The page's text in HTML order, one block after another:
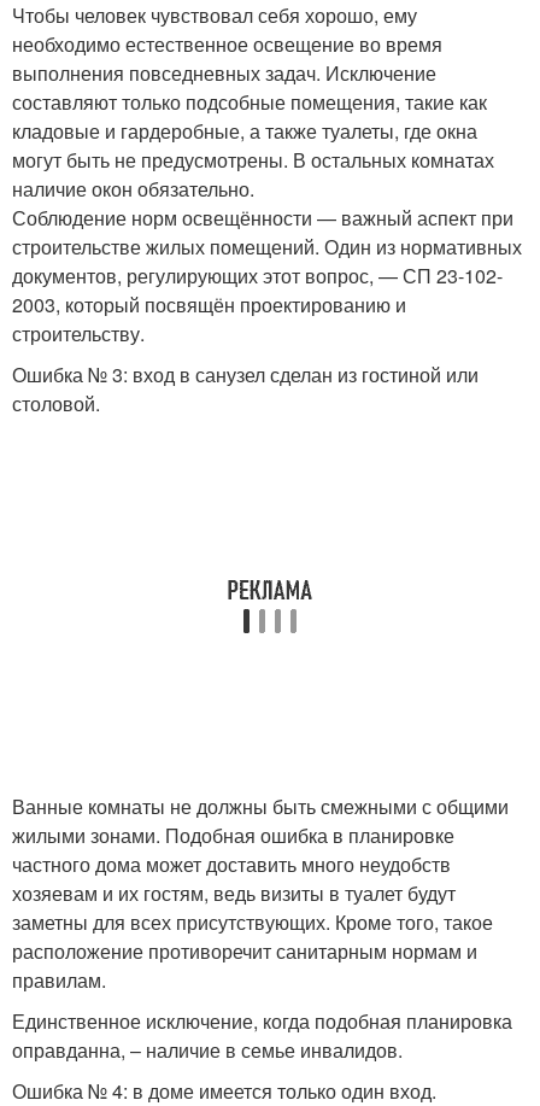
Чтобы человек чувствовал себя хорошо, ему
необходимо естественное освещение во время
выполнения повседневных задач. Исключение
составляют только подсобные помещения, такие как
кладовые и гардеробные, а также туалеты, где окна
могут быть не предусмотрены. В остальных комнатах
наличие окон обязательно.
Соблюдение норм освещённости — важный аспект при
строительстве жилых помещений. Один из нормативных
документов, регулирующих этот вопрос, — СП 23-102-
2003, который посвящён проектированию и
строительству.
Ошибка № 3: вход в санузел сделан из гостиной или
столовой.
Ванные комнаты не должны быть смежными с общими
жилыми зонами. Подобная ошибка в планировке
частного дома может доставить много неудобств
хозяевам и их гостям, ведь визиты в туалет будут
заметны для всех присутствующих. Кроме того, такое
расположение противоречит санитарным нормам и
правилам.
Единственное исключение, когда подобная планировка
оправданна, – наличие в семье инвалидов.
Ошибка № 4: в доме имеется только один вход.